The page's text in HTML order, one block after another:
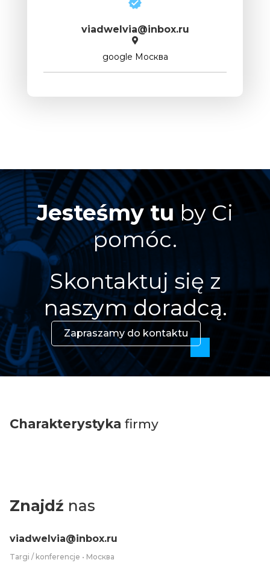
viadwelvia@inbox.ru
google Москва
Jesteśmy tu by Ci
pomóc.
Skontaktuj się z
naszym doradcą.
Zapraszamy do kontaktu
Charakterystyka firmy
Znajdź nas
viadwelvia@inbox.ru
Targi / konferencje • Москва